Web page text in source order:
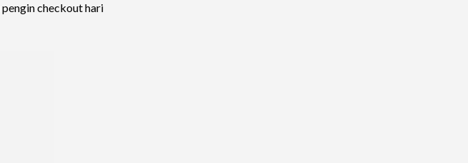
checkout hari